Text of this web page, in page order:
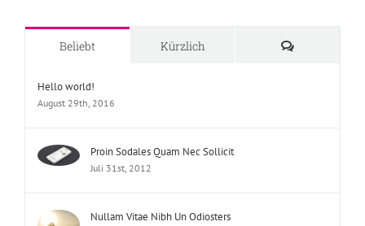
Beliebt Kürzlich Kommentare
Hello world!
August 29th, 2016
Proin Sodales Quam Nec Sollicit
Juli 31st, 2012
Nullam Vitae Nibh Un Odiosters